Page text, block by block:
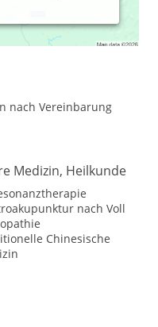
nach Vereinbarung
Medizin, Heilkunde
nach Voll
Chinesische